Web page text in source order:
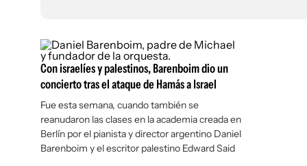
Café y Negocios
Economía y Empresas
Agro
Brand Studio
Mundo
Cultura y Espectáculos
Con israelíes y palestinos, Barenboim dio un
concierto tras el ataque de Hamás a Israel
Fue esta semana, cuando también se
reanudaron las clases en la academia creada en
Berlín por el pianista y director argentino Daniel
Barenboim y el escritor palestino Edward Said